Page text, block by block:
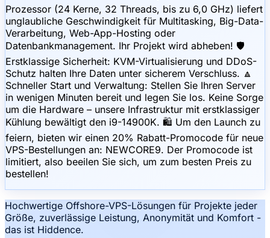
Prozessor (24 Kerne, 32 Threads, bis zu 6,0 GHz) liefert
unglaubliche Geschwindigkeit für Multitasking, Big-Data-
Verarbeitung, Web-App-Hosting oder
Datenbankmanagement. Ihr Projekt wird abheben! 🛡
Erstklassige Sicherheit: KVM-Virtualisierung und DDoS-
Schutz halten Ihre Daten unter sicherem Verschluss. 🔼
Schneller Start und Verwaltung: Stellen Sie Ihren Server
in wenigen Minuten bereit und legen Sie los. Keine Sorge
um die Hardware – unsere Infrastruktur mit erstklassiger
Kühlung bewältigt den i9-14900K. 🛍 Um den Launch zu
feiern, bieten wir einen 20% Rabatt-Promocode für neue
VPS-Bestellungen an: NEWCORE9. Der Promocode ist
limitiert, also beeilen Sie sich, um zum besten Preis zu
bestellen!
Hochwertige Offshore-VPS-Lösungen für Projekte jeder
Größe, zuverlässige Leistung, Anonymität und Komfort -
das ist Hiddence.